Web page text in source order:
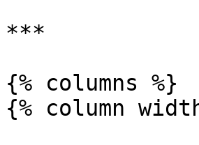
***
{% columns %}
{% column